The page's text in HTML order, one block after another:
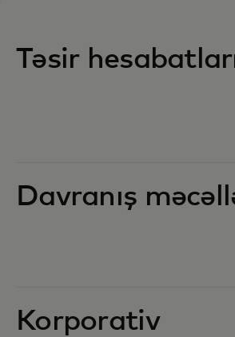
Təsir
Davranış
Korporativ